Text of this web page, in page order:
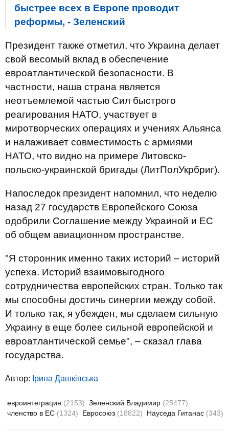
быстрее всех в Европе проводит
реформы, - Зеленский
Президент также отметил, что Украина делает
свой весомый вклад в обеспечение
евроатлантической безопасности. В
частности, наша страна является
неотъемлемой частью Сил быстрого
реагирования НАТО, участвует в
миротворческих операциях и учениях Альянса
и налаживает совместимость с армиями
НАТО, что видно на примере Литовско-
польско-украинской бригады (ЛитПолУкрбриг).
Напоследок президент напомнил, что неделю
назад 27 государств Европейского Союза
одобрили Соглашение между Украиной и ЕС
об общем авиационном пространстве.
"Я сторонник именно таких историй – историй
успеха. Историй взаимовыгодного
сотрудничества европейских стран. Только так
мы способны достичь синергии между собой.
И только так, я убежден, мы сделаем сильную
Украину в еще более сильной европейской и
евроатлантической семье", – сказал глава
государства.
Автор: Ірина Дашківська
евроинтеграция (2153) Зеленский Владимир (25477)
членство в ЕС (1324) Евросоюз (18822) Науседа Гитанас (343)